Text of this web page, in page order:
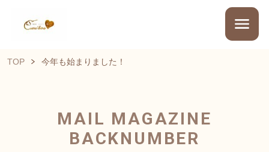
TOP 今年も始まりました！
MAIL MAGAZINE
BACKNUMBER